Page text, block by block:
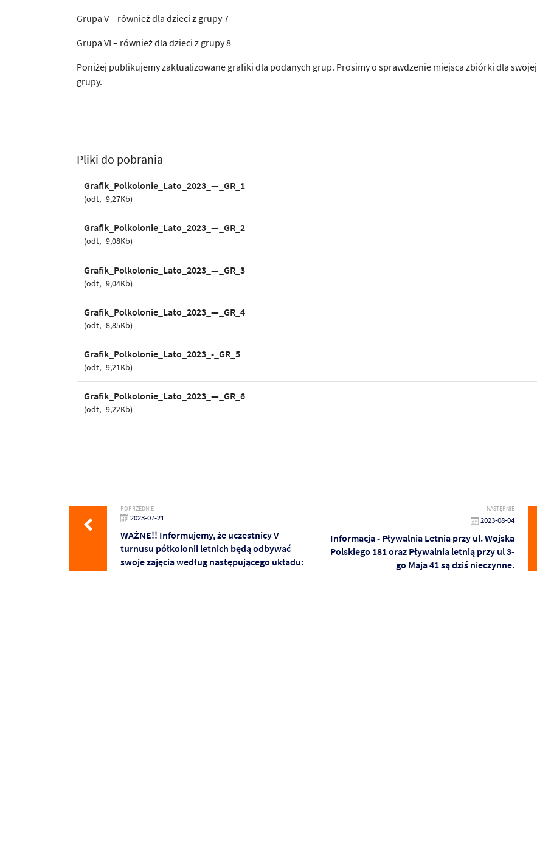
Grupa V – również dla dzieci z grupy 7
Grupa VI – również dla dzieci z grupy 8
Poniżej publikujemy zaktualizowane grafiki dla podanych grup. Prosimy o sprawdzenie miejsca zbiórki dla swojej
grupy.
Pliki do pobrania
Grafik_Polkolonie_Lato_2023_—_GR_1
odt 9,27Kb
Grafik_Polkolonie_Lato_2023_—_GR_2
odt 9,08Kb
Grafik_Polkolonie_Lato_2023_—_GR_3
odt 9,04Kb
Grafik_Polkolonie_Lato_2023_—_GR_4
odt 8,85Kb
Grafik_Polkolonie_Lato_2023_-_GR_5
odt 9,21Kb
Grafik_Polkolonie_Lato_2023_—_GR_6
odt 9,22Kb
POPRZEDNIE
2023-07-21
WAŻNE!! Informujemy, że uczestnicy V
turnusu półkolonii letnich będą odbywać
swoje zajęcia według następującego układu:
NASTĘPNIE
2023-08-04
Informacja - Pływalnia Letnia przy ul. Wojska
Polskiego 181 oraz Pływalnia letnią przy ul 3-
go Maja 41 są dziś nieczynne.